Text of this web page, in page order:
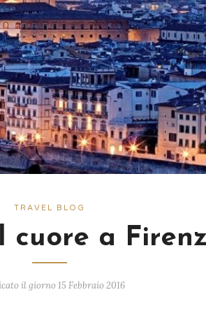
TRAVEL BLOG
cuore a
il giorno 15 Febbraio 2016